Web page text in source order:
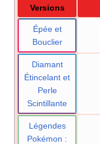
Versions
Épée et
Bouclier
Diamant
Étincelant et
Perle
Scintillante
Légendes
Pokémon :